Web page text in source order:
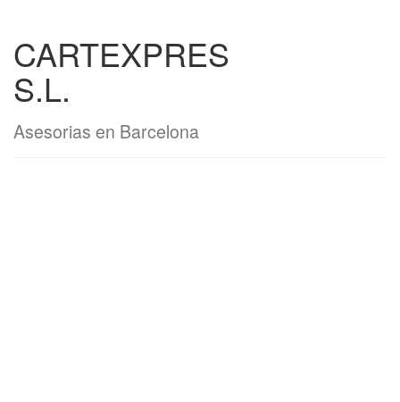
CARTEXPRES
S.L.
Asesorias en Barcelona